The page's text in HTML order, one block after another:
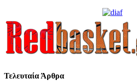
Τελευταία Άρθρα